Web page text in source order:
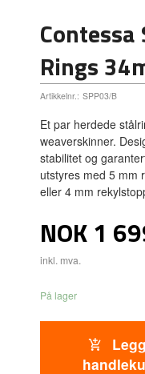
Rings
Artikkelnr.: SPP03/B
Et par herdede
weaverskinner.
stabilitet og
utstyres med 5 mm
eller 4 mm
Pris
NOK1
inkl. mva.
På lager